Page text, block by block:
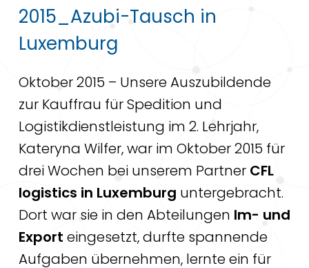
2015_Azubi-Tausch in
Luxemburg
Oktober 2015 – Unsere Auszubildende
zur Kauffrau für Spedition und
Logistikdienstleistung im 2. Lehrjahr,
Kateryna Wilfer, war im Oktober 2015 für
drei Wochen bei unserem Partner CFL
logistics in Luxemburg untergebracht.
Dort war sie in den Abteilungen Im- und
Export eingesetzt, durfte spannende
Aufgaben übernehmen, lernte ein für